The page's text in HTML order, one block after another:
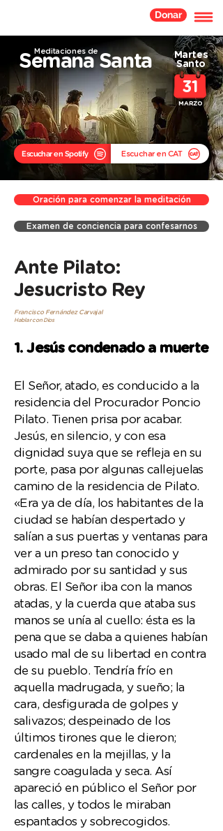
Donar
Martes
Semana Santa
Meditaciones de
Santo
31
MARZO
Escuchar en Spotify Escuchar en CAT
Oración para comenzar la meditación
Examen de conciencia para confesarnos
Ante Pilato:
Jesucristo Rey
Francisco Fernández Carvajal
Hablar con Dios
1. Jesús condenado a muerte
El Señor, atado, es conducido a la
residencia del Procurador Poncio
Pilato. Tienen prisa por acabar.
Jesús, en silencio, y con esa
dignidad suya que se refleja en su
porte, pasa por algunas callejuelas
camino de la residencia de Pilato.
«Era ya de día, los habitantes de la
ciudad se habían despertado y
salían a sus puertas y ventanas para
ver a un preso tan conocido y
admirado por su santidad y sus
obras. El Señor iba con la manos
atadas, y la cuerda que ataba sus
manos se unía al cuello: ésta es la
pena que se daba a quienes habían
usado mal de su libertad en contra
de su pueblo. Tendría frío en
aquella madrugada, y sueño; la
cara, desfigurada de golpes y
salivazos; despeinado de los
últimos tirones que le dieron;
cardenales en la mejillas, y la
sangre coagulada y seca. Así
apareció en público el Señor por
las calles, y todos le miraban
espantados y sobrecogidos.